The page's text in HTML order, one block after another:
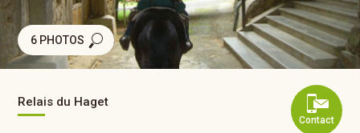
6 PHOTOS
Contact
Relais du Haget